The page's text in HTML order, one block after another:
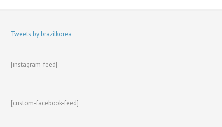
Tweets by brazilkorea
[instagram-feed]
[custom-facebook-feed]